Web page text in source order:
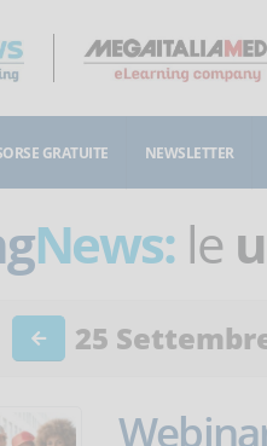
GRATUITE NEWSLETTER
News: le
25